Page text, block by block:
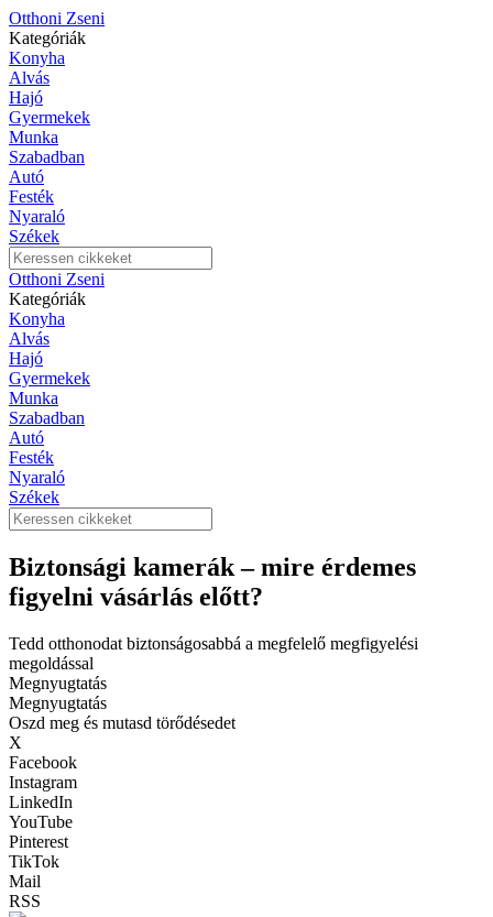
Otthoni Zseni
Kategóriák
Konyha
Alvás
Hajó
Gyermekek
Munka
Szabadban
Autó
Festék
Nyaraló
Székek
Otthoni Zseni
Kategóriák
Konyha
Alvás
Hajó
Gyermekek
Munka
Szabadban
Autó
Festék
Nyaraló
Székek
Biztonsági kamerák – mire érdemes
figyelni vásárlás előtt?
Tedd otthonodat biztonságosabbá a megfelelő megfigyelési
megoldással
Megnyugtatás
Megnyugtatás
Oszd meg és mutasd törődésedet
X
Facebook
Instagram
LinkedIn
YouTube
Pinterest
TikTok
Mail
RSS